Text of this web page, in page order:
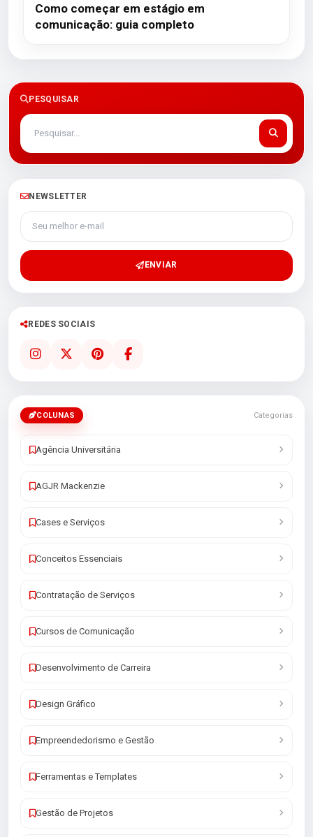
Como começar em estágio em
comunicação: guia completo
PESQUISAR
NEWSLETTER
Seu melhor e-mail
ENVIAR
REDES SOCIAIS
COLUNAS Categorias
Agência Universitária
AGJR Mackenzie
Cases e Serviços
Conceitos Essenciais
Contratação de Serviços
Cursos de Comunicação
Desenvolvimento de Carreira
Design Gráfico
Empreendedorismo e Gestão
Ferramentas e Templates
Gestão de Projetos